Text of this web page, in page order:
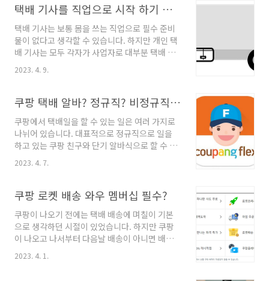
은 깡통옵션이나 옛날의 구식 자동차의 경우에는
해당 제품을 구매..
법에 대해서 알아보려고 합니다. ▶ 알고 가면 좋
은 정보 👉 갤럭시 워시로 티머니 사용 방법 👉
긴급 재난 및 안전 문차 차단 및 해제 방법 👉 티
맵 VS 카카오 네비 VS 네이버 지도 비교 갤럭시
스마트폰 오늘 간편하게 보여드리는 예시는 갤럭
시 S21 시리즈를 사용했습니다. 안드로이드의 타
기 때문에 예시와 비슷한 곳에서 찾아보면 원하
는 기능을..
택배 기사를 직업으로 시작 하기 위한 필수 준비물
택배 기사는 보통 몸을 쓰는 직업으로 필수 준비
물이 없다고 생각할 수 있습니다. 하지만 개인 택
배 기사는 모두 각자가 사업자로 대부분 택배 수
회사마다 조금씩 다르지만 자격증 또한 필수로
그래도 어디에서 일을 시작하냐에 따라 필수 준
비물이 달라질 수 있기 때문에 직업으로 삼아 시
작하기 전에 준비를 해야 합니다. ▶ 알고 가면 좋
은 소식 👉 국가 지원금 사용처 알아보기 👉 쿠
팡 와우 멤버십 혜택 👉 쿠팡 택배 알아보기 택배
기사 택배 기사는 우리나라의 유통업무를 담당하
톤 트럭의 택배 기사입니다. 또한 모든 택배 기사
2023. 4. 9.
쿠팡 택배 알바? 정규직? 비정규직? 쿠팡 플렉스 VS 쿠팡 친구 VS 퀵플렉스
쿠팡에서 택배일을 할 수 있는 일은 여러 가지로
나뉘어 있습니다. 대표적으로 정규직으로 일을
하고 있는 쿠팡 친구와 단기 알바식으로 할 수 있
는 쿠팡 플렉스가 가장 유명합니다. 하지만 비정
규직도 아닌 하청식으로 요즘 급속도로 세력을
을 알고 있는 분은 많이 없는 것 같습니다. 단순
로는 쿠팡 친구 아니면 퀵플렉스를 고려해봐야
합니다. ▶ 알고 가면 좋은 정보 👉 쿠팡 와우회
원 혜택 및 가입 방법 👉 자동차세 할인 받는 방
법 👉 국가 지원금 사용처 알아보기 쿠팡 택배 쿠
2023. 4. 7.
쿠팡 로켓 배송 와우 멤버십 필수?
쿠팡이 나오기 전에는 택배 배송에 며칠이 기본
으로 생각하던 시절이 있었습니다. 하지만 쿠팡
이 나오고 나서부터 다음날 배송이 아니면 배송
이 오래 걸린 다는 생각을 가질 수밖에 없어졌습
니다. 그중 빠른 배송 중 하나는 로켓 배송이죠.
2023. 4. 1.